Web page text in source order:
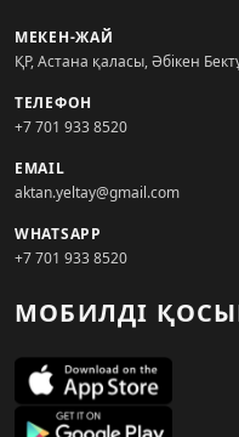
МЕКЕН-ЖАЙ
ҚР, Астана қаласы, Әбікен
ТЕЛЕФОН
+7 701 933 8520
EMAIL
aktan.yeltay@gmail.com
WHATSAPP
+7 701 933 8520
МОБИЛДІ